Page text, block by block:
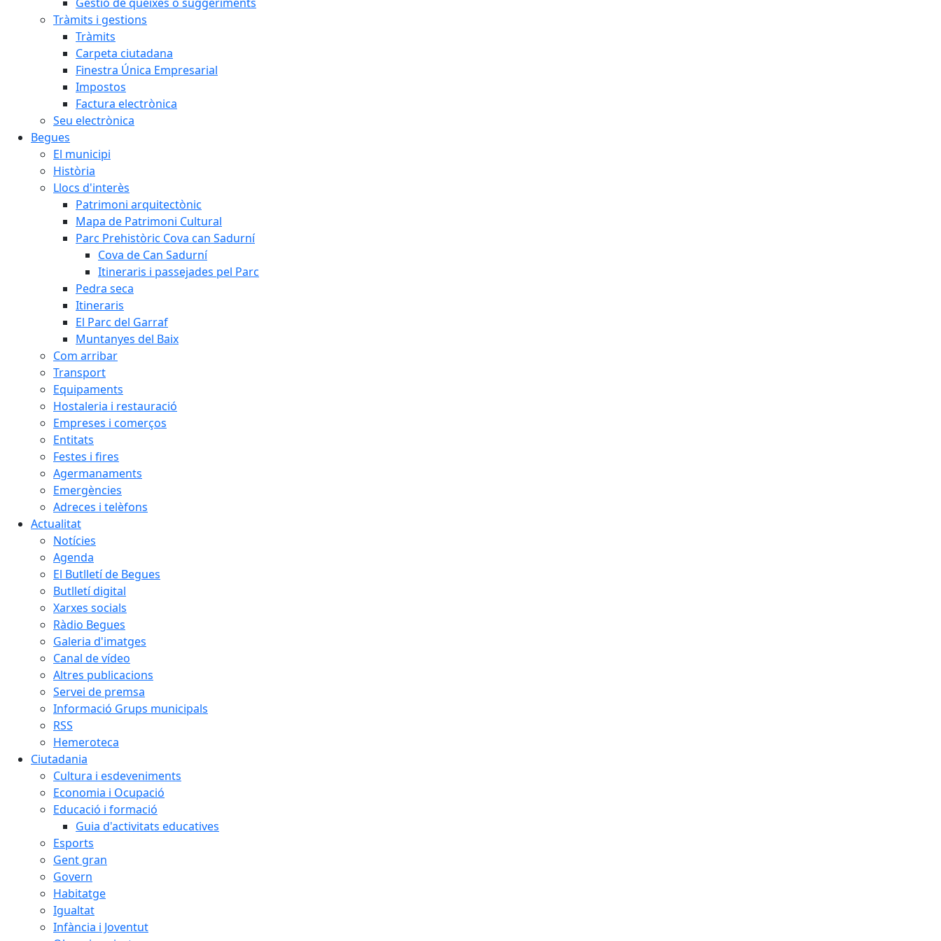
Tràmits i gestions
Tràmits
Carpeta ciutadana
Finestra Única Empresarial
Impostos
Factura electrònica
Seu electrònica
Begues
El municipi
Història
Llocs d'interès
Patrimoni arquitectònic
Mapa de Patrimoni Cultural
Parc Prehistòric Cova can Sadurní
Cova de Can Sadurní
Itineraris i passejades pel Parc
Pedra seca
Itineraris
El Parc del Garraf
Muntanyes del Baix
Com arribar
Transport
Equipaments
Hostaleria i restauració
Empreses i comerços
Entitats
Festes i fires
Agermanaments
Emergències
Adreces i telèfons
Actualitat
Notícies
Agenda
El Butlletí de Begues
Butlletí digital
Xarxes socials
Ràdio Begues
Galeria d'imatges
Canal de vídeo
Altres publicacions
Servei de premsa
Informació Grups municipals
RSS
Hemeroteca
Ciutadania
Cultura i esdeveniments
Economia i Ocupació
Educació i formació
Guia d'activitats educatives
Esports
Gent gran
Govern
Habitatge
Igualtat
Infància i Joventut